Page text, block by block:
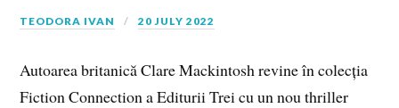
TEODORA IVAN 20 JULY 2022
Autoarea britanică Clare Mackintosh revine în colecția
Fiction Connection a Editurii Trei cu un nou thriller